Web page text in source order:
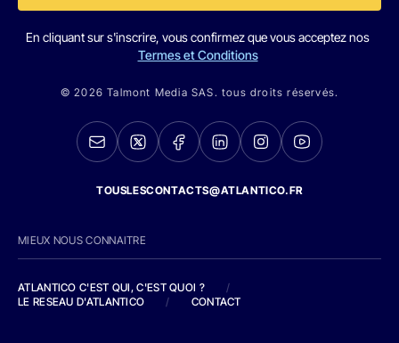
En cliquant sur s'inscrire, vous confirmez que vous acceptez nos
Termes et Conditions
© 2026 Talmont Media SAS. tous droits réservés.
TOUSLESCONTACTS@ATLANTICO.FR
MIEUX NOUS CONNAITRE
ATLANTICO C'EST QUI, C'EST QUOI ?
/
LE RESEAU D'ATLANTICO
/ CONTACT